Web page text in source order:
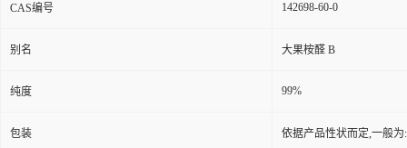
CAS编号 142698-60-0
别名 大果桉醛 B
纯度 99%
包装 依据产品性状而定,一般